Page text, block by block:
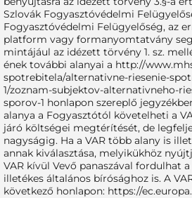
Szlovák Fogyasztóvédelmi
Fogyasztóvédelmi Felügyelőség, az
platform vagy formanyomtatvány
mintájául az idézett törvény 1. sz.
ének további alanyai a http://
spotrebitela/alternativne-riesenie-
1/zoznam-subjektov-alternativneho-
sporov-1 honlapon szereplő
alanya a Fogyasztótól követelheti a
járó költségei megtérítését, de
nagyságig. Ha a VAR több alany is
annak kiválasztása, melyikükhöz
VAR kívül Vevő panaszával fordulhat
illetékes általános bírósághoz is. A
következő honlapon: https://